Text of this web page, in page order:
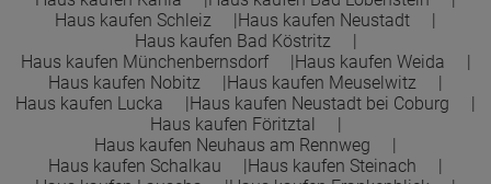
Haus kaufen Schleiz
Haus kaufen Neustadt
Haus kaufen Bad Köstritz
Haus kaufen Münchenbernsdorf
Haus kaufen Weida
Haus kaufen Nobitz
Haus kaufen Meuselwitz
Haus kaufen Lucka
Haus kaufen Neustadt bei Coburg
Haus kaufen Föritztal
Haus kaufen Neuhaus am Rennweg
Haus kaufen Schalkau
Haus kaufen Steinach